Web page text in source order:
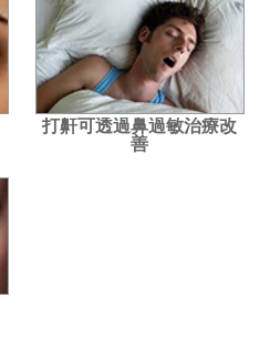
打鼾可透過鼻過敏治療改
善